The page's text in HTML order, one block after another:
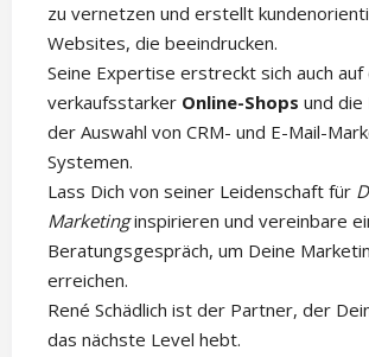
zu vernetzen und erstellt
Websites, die beeindrucken.
Seine Expertise erstreckt sich auch
verkaufsstarker Online-Shops und die
der Auswahl von CRM- und E-Mail-
Systemen.
Lass Dich von seiner Leidenschaft für
Marketinginspirieren und vereinbare
Beratungsgespräch, um Deine
erreichen.
René Schädlich ist der Partner, der
das nächste Level hebt.